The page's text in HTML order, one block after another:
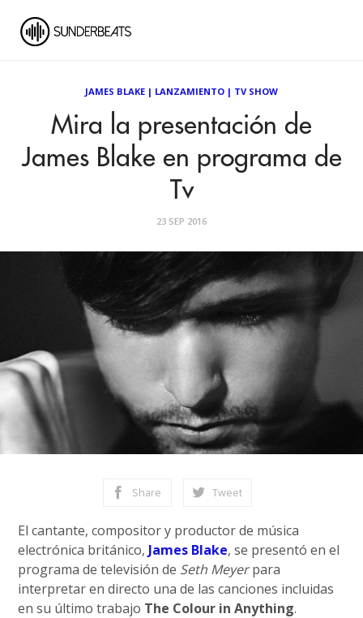
JAMES BLAKE | LANZAMIENTO | TV SHOW
Mira la presentación de
James Blake en programa de
Tv
23 SEP 2016
Share Tweet
El cantante, compositor y productor de música
electrónica británico, James Blake, se presentó en el
programa de televisión de Seth Meyerpara
interpretar en directo una de las canciones incluidas
en su último trabajo The Colour in Anything.